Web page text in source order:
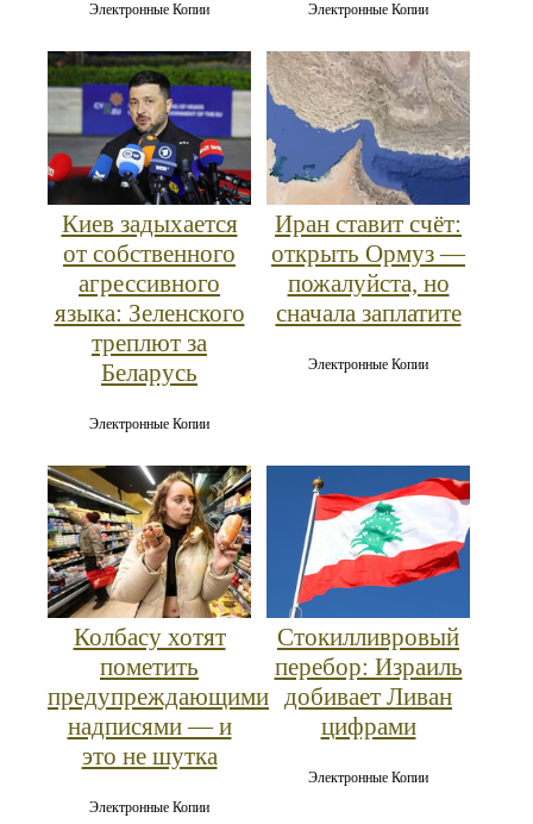
Электронные Копии Электронные Копии
Киев задыхается
от собственного
агрессивного
языка: Зеленского
треплют за
Беларусь
Электронные Копии
Иран ставит счёт:
открыть Ормуз —
пожалуйста, но
сначала заплатите
Электронные Копии
Колбасу хотят
пометить
предупреждающими
надписями — и
это не шутка
Электронные Копии
Стокилливровый
перебор: Израиль
добивает Ливан
цифрами
Электронные Копии